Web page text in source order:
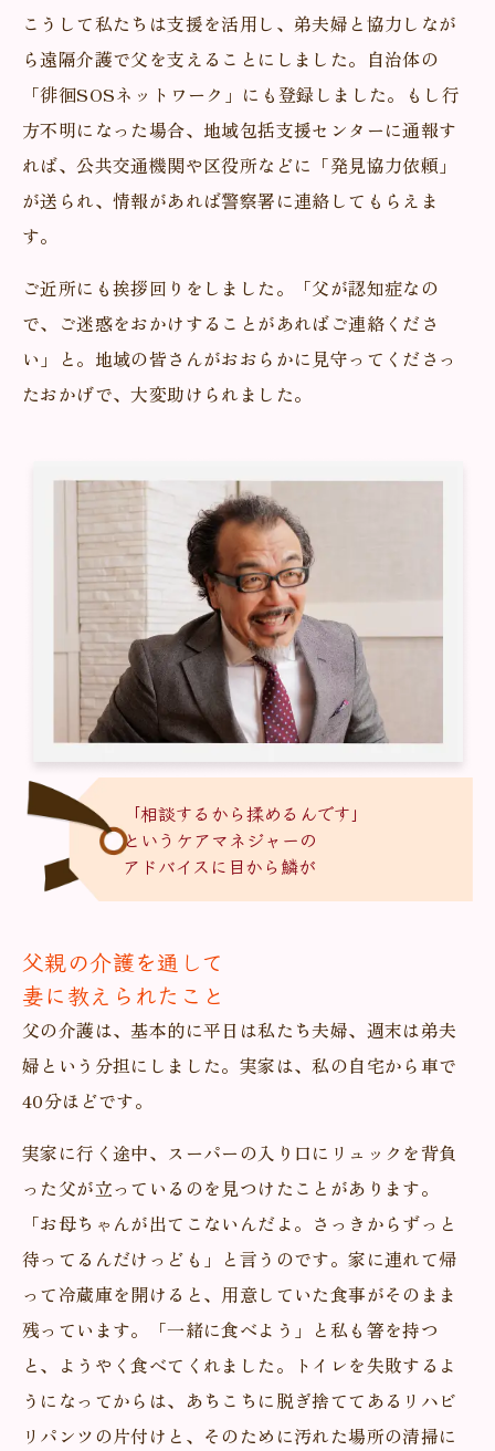
こうして私たちは支援を活用し、弟夫婦と協力しなが
ら遠隔介護で父を支えることにしました。自治体の
「徘徊SOSネットワーク」にも登録しました。もし行
方不明になった場合、地域包括支援センターに通報す
れば、公共交通機関や区役所などに「発見協力依頼」
が送られ、情報があれば警察署に連絡してもらえま
す。
ご近所にも挨拶回りをしました。「父が認知症なの
で、ご迷惑をおかけすることがあればご連絡くださ
い」と。地域の皆さんがおおらかに見守ってくださっ
たおかげで、大変助けられました。
「相談するから揉めるんです」
というケアマネジャーの
アドバイスに目から鱗が
父親の介護を通して
妻に教えられたこと
父の介護は、基本的に平日は私たち夫婦、週末は弟夫
婦という分担にしました。実家は、私の自宅から車で
40分ほどです。
実家に行く途中、スーパーの入り口にリュックを背負
った父が立っているのを見つけたことがあります。
「お母ちゃんが出てこないんだよ。さっきからずっと
待ってるんだけっども」と言うのです。家に連れて帰
って冷蔵庫を開けると、用意していた食事がそのまま
残っています。「一緒に食べよう」と私も箸を持つ
と、ようやく食べてくれました。トイレを失敗するよ
うになってからは、あちこちに脱ぎ捨ててあるリハビ
リパンツの片付けと、そのために汚れた場所の清掃に